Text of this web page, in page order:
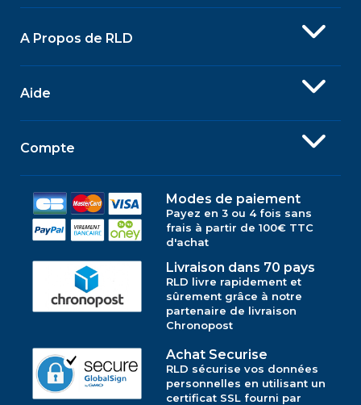
A Propos de RLD
Aide
Compte
Modes de paiement
Payez en 3 ou 4 fois sans
frais à partir de 100€ TTC
d'achat
Livraison dans 70 pays
RLD livre rapidement et
sûrement grâce à notre
partenaire de livraison
Chronopost
Achat Securise
RLD sécurise vos données
personnelles en utilisant un
certificat SSL fourni par